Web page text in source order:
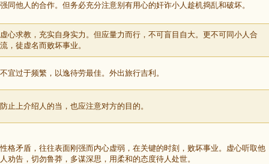
强同他人的合作。但务必充分注意别有用心的奸诈小人趁机捣乱和破坏。
虚心求教，充实自身实力。但应量力而行，不可盲目自大。更不可同小人合
流，徒虚名而败坏事业。
不宜过于频繁，以逸待劳最佳。外出旅行吉利。
防止上介绍人的当，也应注意对方的目的。
性格矛盾，往往表面刚强而内心虚弱，在关键的时刻，败坏事业。虚心听取他
人劝告，切勿鲁莽，多谋深思，用柔和的态度待人处世。